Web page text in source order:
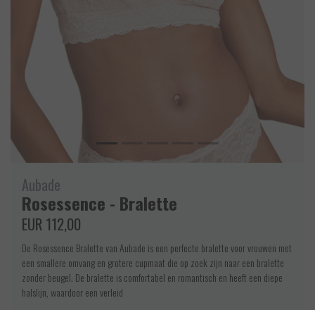
Aubade
Rosessence - Bralette
EUR 112,00
De Rosessence Bralette van Aubade is een perfecte bralette voor vrouwen met
een smallere omvang en grotere cupmaat die op zoek zijn naar een bralette
zonder beugel. De bralette is comfortabel en romantisch en heeft een diepe
halslijn, waardoor een verleid